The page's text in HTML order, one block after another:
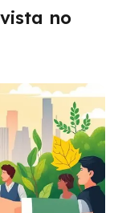
seu bolso
no